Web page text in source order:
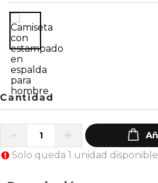
Solo queda 1 unidad disponible